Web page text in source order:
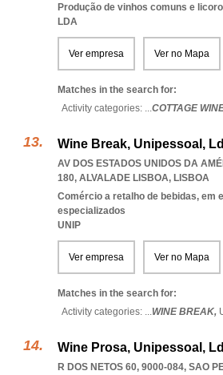
Produção de vinhos comuns e
LDA
Ver empresa Ver no Mapa
Matches in the search for:
Activity categories: ...COTTAGE
Wine Break, Unipessoal,
AV DOS ESTADOS UNIDOS DA
180, ALVALADE LISBOA, LISBOA
Comércio a retalho de bebidas, em
especializados
UNIP
Ver empresa Ver no Mapa
Matches in the search for:
Activity categories: ...WINE BREAK,
Wine Prosa, Unipessoal,
R DOS NETOS 60, 9000-084, SAO